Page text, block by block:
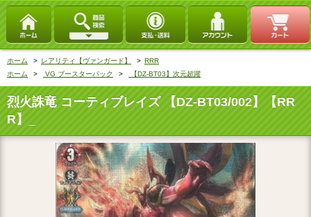
ホーム > レアリティ【ヴァンガード】 > RRR
ホーム
> VG ブースターパック > 【DZ-BT03】次元超躍
烈火誅竜 コーティブレイズ 【DZ-BT03/002】【RR
R】_